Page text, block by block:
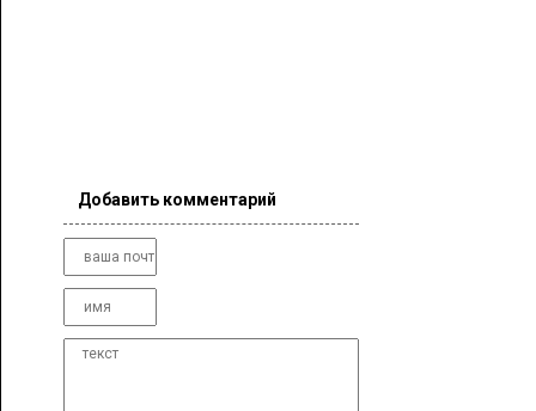
Добавить комментарий